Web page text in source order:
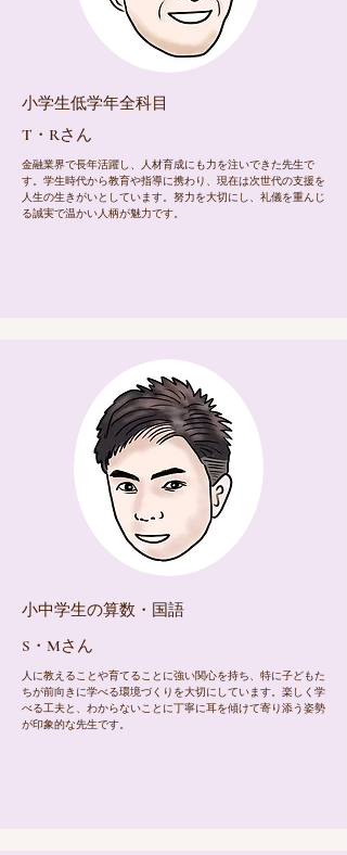
​小学生低学年全科目
​T・Rさん
金融業界で長年活躍し、人材育成にも力を注いできた先生で
す。学生時代から教育や指導に携わり、現在は次世代の支援を
人生の生きがいとしています。努力を大切にし、礼儀を重んじ
る誠実で温かい人柄が魅力です。
​小中学生の算数・国語
​S・Mさん
人に教えることや育てることに強い関心を持ち、特に子どもた
ちが前向きに学べる環境づくりを大切にしています。楽しく学
べる工夫と、わからないことに丁寧に耳を傾けて寄り添う姿勢
が印象的な先生です。